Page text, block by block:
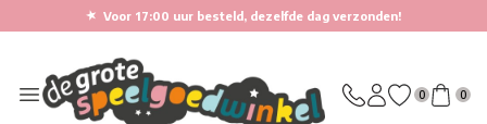
★ Voor 17:00 uur besteld, dezelfde dag verzonden!
0 0